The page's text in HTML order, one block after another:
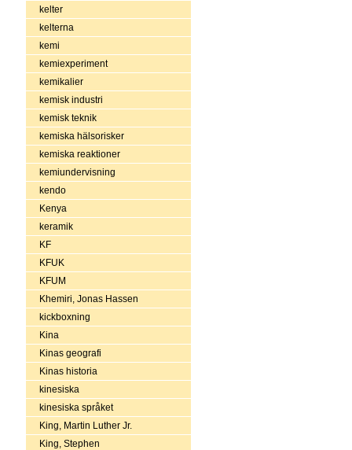
kelter
kelterna
kemi
kemiexperiment
kemikalier
kemisk industri
kemisk teknik
kemiska hälsorisker
kemiska reaktioner
kemiundervisning
kendo
Kenya
keramik
KF
KFUK
KFUM
Khemiri, Jonas Hassen
kickboxning
Kina
Kinas geografi
Kinas historia
kinesiska
kinesiska språket
King, Martin Luther Jr.
King, Stephen